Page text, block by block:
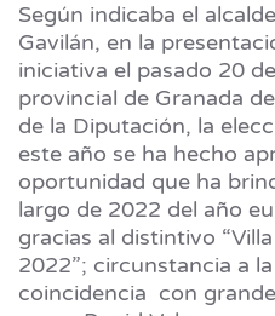
Según indicaba el
Gavilán, en la
iniciativa el pasado 20
provincial de Granada
de la Diputación, la
este año se ha hecho
oportunidad que ha
largo de 2022 del año
gracias al distintivo
2022”; circunstancia a
coincidencia con